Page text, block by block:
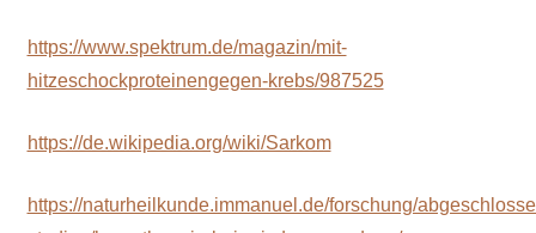
https://www.spektrum.de/magazin/mit-
hitzeschockproteinengegen-krebs/987525
https://de.wikipedia.org/wiki/Sarkom
https://naturheilkunde.immanuel.de/forschung/